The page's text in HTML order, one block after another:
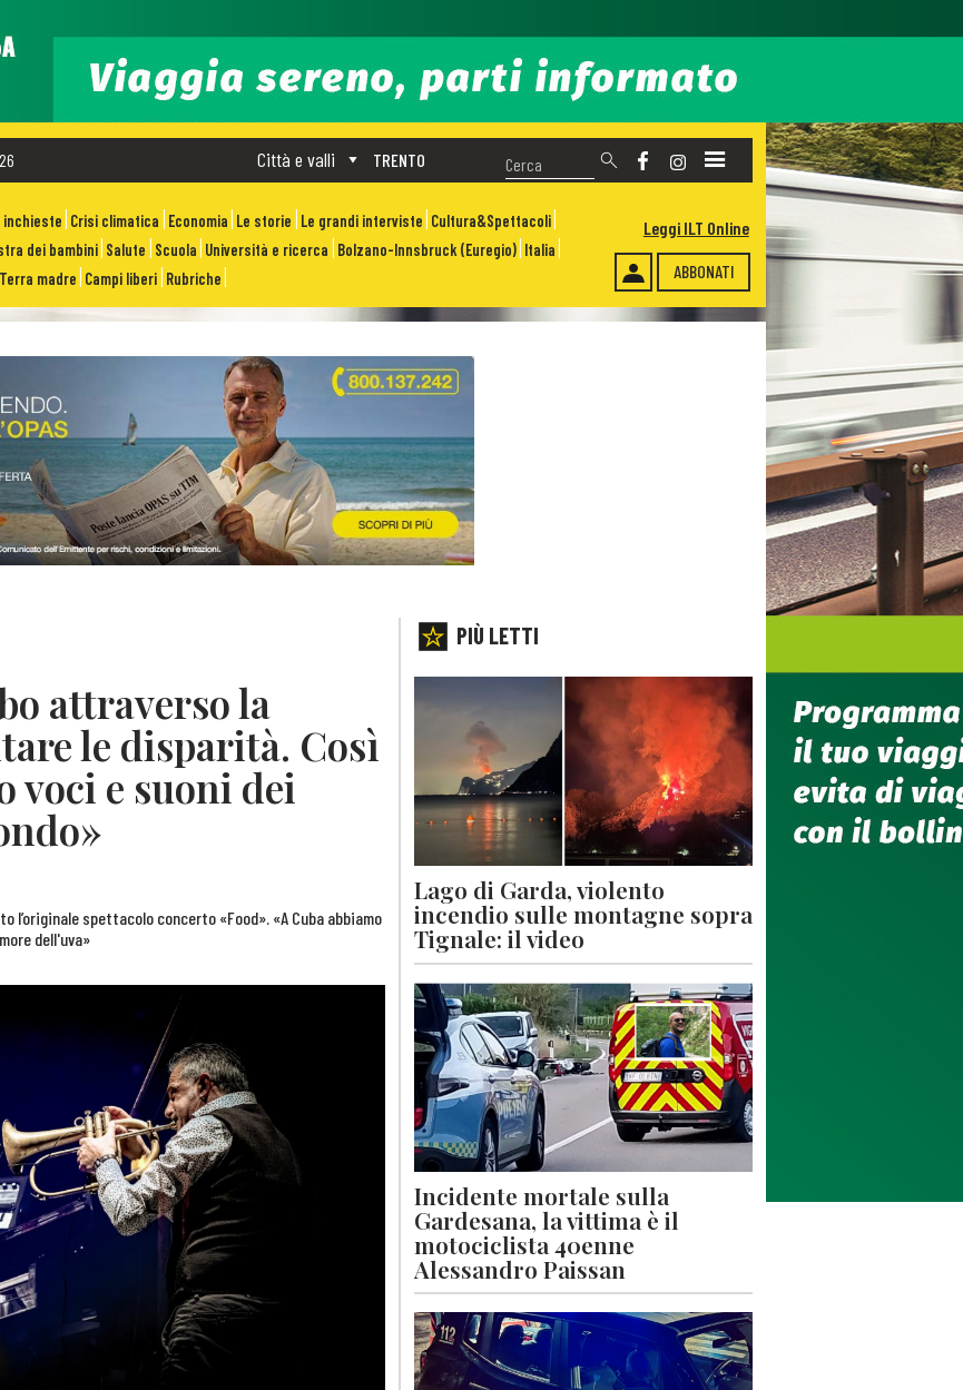
TRENTO
Città e valli
inchieste Crisi climatica Economia Le storie Le grandi interviste Cultura&Spettacoli
dei bambini Salute Scuola Università e ricerca Bolzano-Innsbruck (Euregio) Italia
Terra madre Campi liberi Rubriche ABBONATI
Leggi ILT Online
attraverso la
le disparità. Così
voci e suoni dei
spettacolo concerto «Food». «A Cuba abbiamo
dell'uva»
PIÙ LETTI
Lago di Garda, violento
incendio sulle montagne sopra
Tignale: il video
Incidente mortale sulla
Gardesana, la vittima è il
motociclista 40enne
Alessandro Paissan